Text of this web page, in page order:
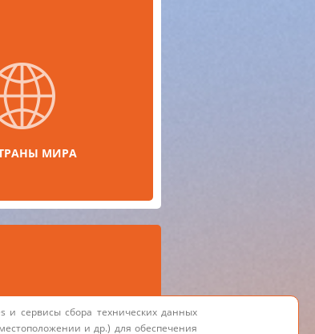
МИРА
Наверх
и сервисы сбора технических данных
и др.) для обеспечения